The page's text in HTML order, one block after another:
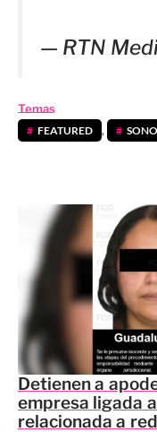
— RTN
Temas
FEATURED ,
Detienen a
empresa ligada
relacionada a